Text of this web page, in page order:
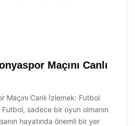
Maçını Canlı
Maçını Canlı İzlemek: Futbol
sadece bir oyun olmanın
hayatında önemli bir yer